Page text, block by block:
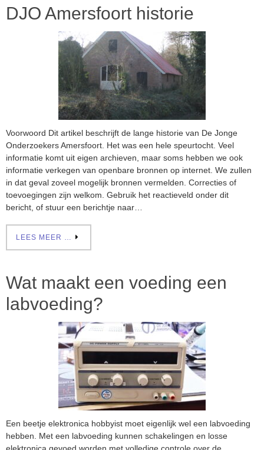
DJO Amersfoort historie
Voorwoord Dit artikel beschrijft de lange historie van De Jonge
Onderzoekers Amersfoort. Het was een hele speurtocht. Veel
informatie komt uit eigen archieven, maar soms hebben we ook
informatie verkegen van openbare bronnen op internet. We zullen
in dat geval zoveel mogelijk bronnen vermelden. Correcties of
toevoegingen zijn welkom. Gebruik het reactieveld onder dit
bericht, of stuur een berichtje naar…
LEES MEER …
Wat maakt een voeding een
labvoeding?
Een beetje elektronica hobbyist moet eigenlijk wel een labvoeding
hebben. Met een labvoeding kunnen schakelingen en losse
elektronica gevoed worden met volledige controle over de